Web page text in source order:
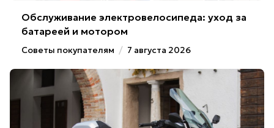
Обслуживание электровелосипеда: уход за
батареей и мотором
Советы покупателям / 7 августа 2026